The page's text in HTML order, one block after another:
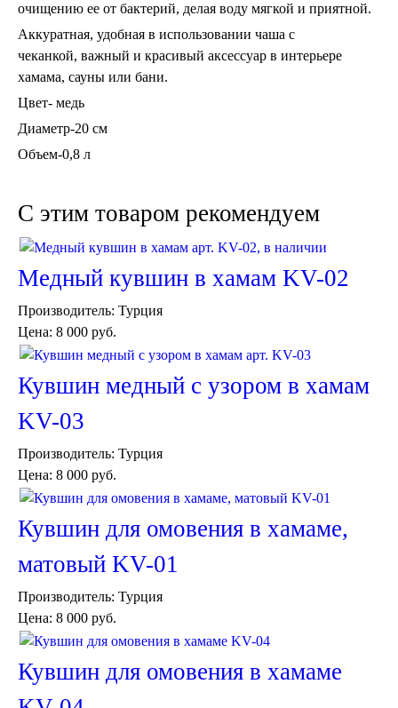
Торшеры Марокко
Торшеры Мозаика
Светильники в хамам
Светильники потолочные
Светильники дизайнерские
Люстры для мечети
Абажуры
Столы и столики
Диваны и кресла
Комоды и тумбы
Пуфы и стулья
Консоли
Шкафы
Ширмы
Обеденные группы
Спальня Марокко
Уход за мебелью
Светильники для хамама
Курны в хамам
Краны и смесители в хамам
Раковины латунные и медные
Медные тазы и ведра
Аксессуары в хамам
Плитка Марокко
Мозаика Марокко
Двери Марокко
Вазы
очищению ее от бактерий, делая воду мягкой и приятной.
Аккуратная, удобная в использовании чаша с
чеканкой, важный и красивый аксессуар в интерьере
хамама, сауны или бани.
Цвет- медь
Диаметр-20 см
Объем-0,8 л
C этим товаром рекомендуем
Медный кувшин в хамам KV-02
Производитель: Турция
Цена: 8 000 руб.
Кувшин медный с узором в хамам
KV-03
Производитель: Турция
Цена: 8 000 руб.
Кувшин для омовения в хамаме,
матовый KV-01
Производитель: Турция
Цена: 8 000 руб.
Кувшин для омовения в хамаме